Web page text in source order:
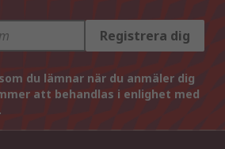
Registrera dig
du lämnar när du anmäler dig
att behandlas i enlighet med
.